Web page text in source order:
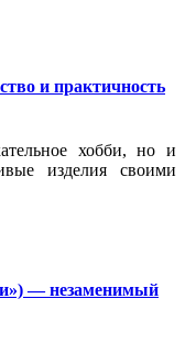
и практичность
хобби, но и
изделия своими
— незаменимый